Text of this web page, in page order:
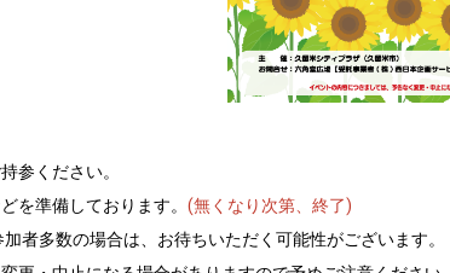
参ください。
を準備しております。 (無くなり次第、終了)
者多数の場合は、お待ちいただく可能性がございます。